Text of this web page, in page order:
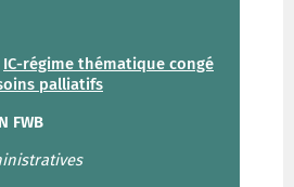
IC-régime thématique congé
palliatifs
FWB